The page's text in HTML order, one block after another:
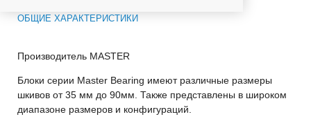
ОБЩИЕ ХАРАКТЕРИСТИКИ
Производитель MASTER
Блоки серии Master Bearing имеют различные размеры
шкивов от 35 мм до 90мм. Также представлены в широком
диапазоне размеров и конфигураций.